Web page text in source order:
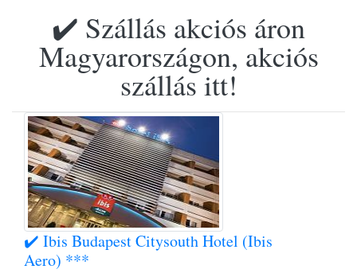
✔️ Szállás akciós áron
Magyarországon, akciós
szállás itt!
✔️ Ibis Budapest Citysouth Hotel (Ibis
Aero) ***